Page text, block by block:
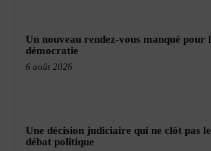
Un nouveau rendez-vous manqué pour
démocratie
6 août 2026
Une décision judiciaire qui ne clôt pas le
débat politique